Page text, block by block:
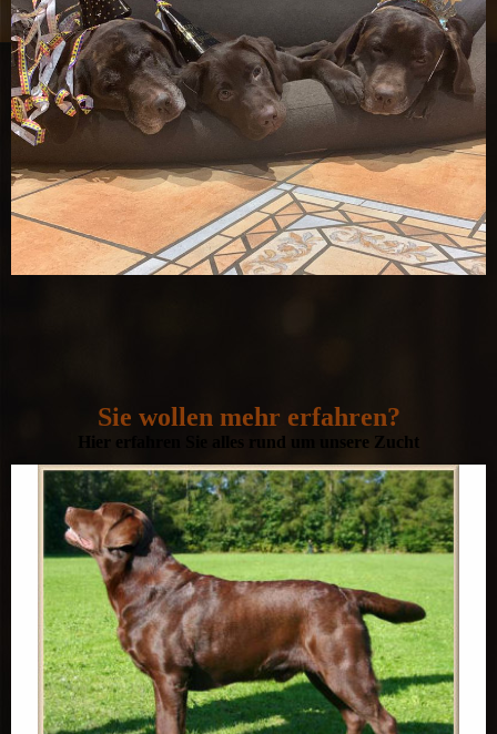
Sie wollen mehr erfahren?
Hier erfahren Sie alles rund um unsere Zucht